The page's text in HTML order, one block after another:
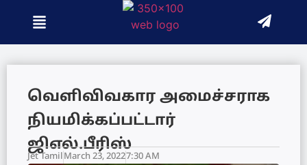
வெளிவிவகார அமைச்சராக
நியமிக்கப்பட்டார்
ஜிஎல்.பீரிஸ்
Jet TamilMarch 23, 20227:30 AM